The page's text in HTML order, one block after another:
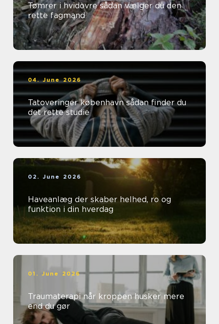
Tømrer i hvidovre sådan vælger du den
rette fagmand
04. June 2026
Tatoveringer københavn sådan finder du
det rette studie
02. June 2026
Haveanlæg der skaber helhed, ro og
funktion i din hverdag
01. June 2026
Traumaterapi når kroppen husker mere
end du gør